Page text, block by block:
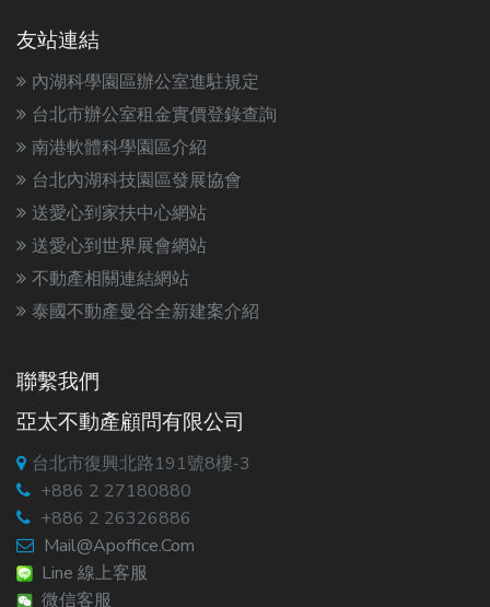
友站連結
內湖科學園區辦公室進駐規定
台北市辦公室租金實價登錄查詢
南港軟體科學園區介紹
台北內湖科技園區發展協會
送愛心到家扶中心網站
送愛心到世界展會網站
不動產相關連結網站
泰國不動產曼谷全新建案介紹
聯繫我們
亞太不動產顧問有限公司
台北市復興北路191號8樓-3
+886 2 27180880
+886 2 26326886
Mail@apoffice.com
Line 線上客服
微信客服